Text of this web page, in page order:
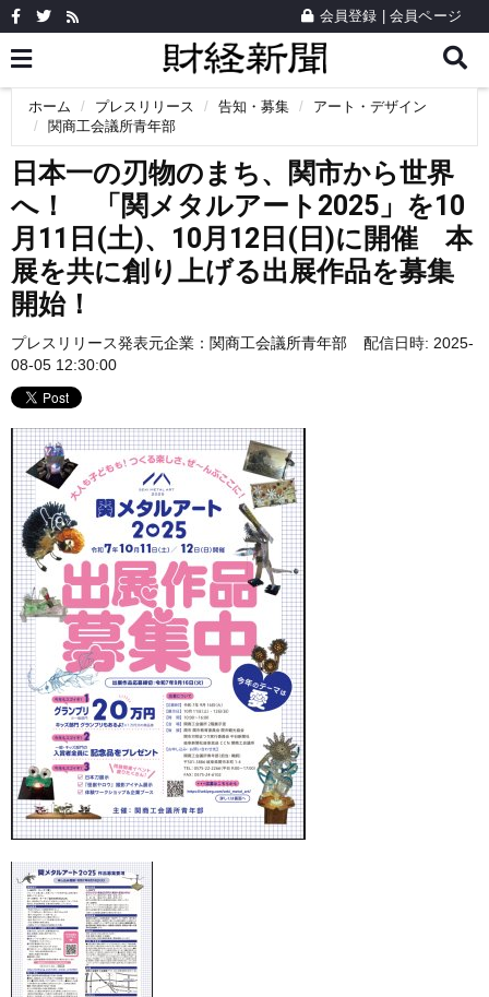
会員登録 会員ページ
ホーム プレスリリース 告知・募集
アート・デザイン
関商工会議所青年部
日本一の刃物のまち、関市から世界
へ！ 「関メタルアート2025」を10
月11日(土)、10月12日(日)に開催 本
展を共に創り上げる出展作品を募集
開始！
プレスリリース発表元企業： 関商工会議所青年部
配信日時: 2025-
08-05 12:30:00